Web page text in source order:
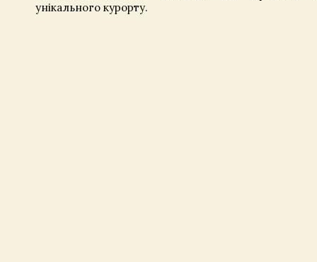
унікального курорту.